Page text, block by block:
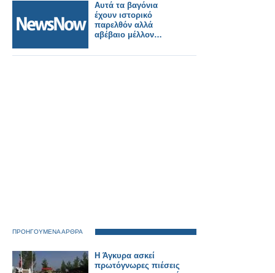
Αυτά τα βαγόνια
έχουν ιστορικό
παρελθόν αλλά
αβέβαιο μέλλον…
ΠΡΟΗΓΟΥΜΕΝΑ ΑΡΘΡΑ
Η Άγκυρα ασκεί
πρωτόγνωρες πιέσεις